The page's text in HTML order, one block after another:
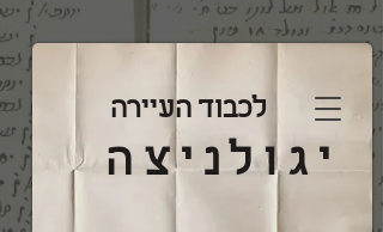
לכבוד העיירה
יגולניצה